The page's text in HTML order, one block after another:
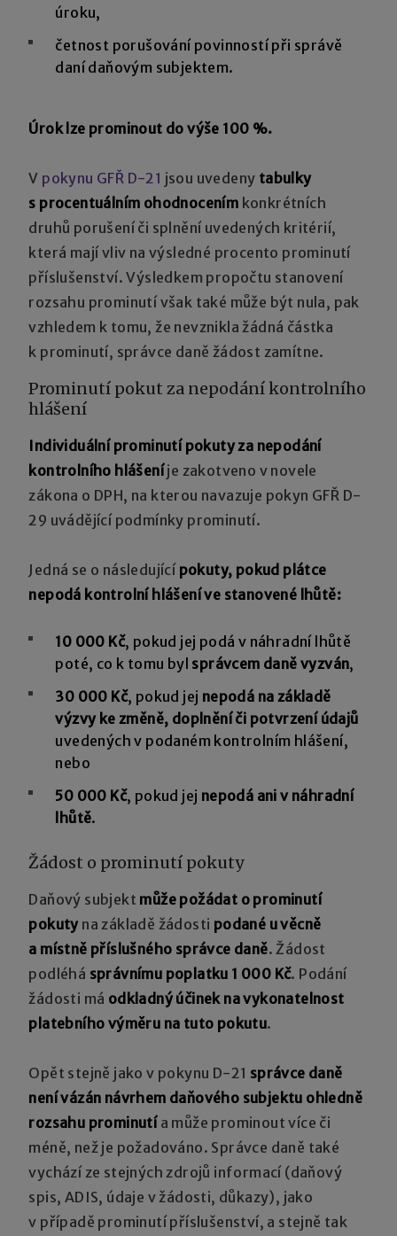
úroku,
četnost porušování povinností při správě
daní daňovým subjektem.
Úrok lze prominout do výše 100 %.
V pokynu GFŘ D-21 jsou uvedeny tabulky
s procentuálním ohodnocením konkrétních
druhů porušení či splnění uvedených kritérií,
která mají vliv na výsledné procento prominutí
příslušenství. Výsledkem propočtu stanovení
rozsahu prominutí však také může být nula, pak
vzhledem k tomu, že nevznikla žádná částka
k prominutí, správce daně žádost zamítne.
Prominutí pokut za nepodání kontrolního
hlášení
Individuální prominutí pokuty za nepodání
kontrolního hlášeníje zakotveno v novele
zákona o DPH, na kterou navazuje pokyn GFŘ D-
29 uvádějící podmínky prominutí.
Jedná se o následující pokuty, pokud plátce
nepodá kontrolní hlášení ve stanovené lhůtě:
10 000 Kč, pokud jej podá v náhradní lhůtě
poté, co k tomu byl správcem daně vyzván,
30 000 Kč, pokud jej nepodá na základě
výzvy ke změně, doplnění či potvrzení údajů
uvedených v podaném kontrolním hlášení,
nebo
50 000 Kč, pokud jej nepodá ani v náhradní
lhůtě.
Žádost o prominutí pokuty
Daňový subjekt může požádat o prominutí
pokutyna základě žádosti podané u věcně
a místně příslušného správce daně. Žádost
podléhá správnímu poplatku 1 000 Kč. Podání
žádosti má odkladný účinek na vykonatelnost
platebního výměru na tuto pokutu.
Opět stejně jako v pokynu D-21 správce daně
není vázán návrhem daňového subjektu ohledně
rozsahu prominutía může prominout více či
méně, než je požadováno. Správce daně také
vychází ze stejných zdrojů informací (daňový
spis, ADIS, údaje v žádosti, důkazy), jako
v případě prominutí příslušenství, a stejně tak